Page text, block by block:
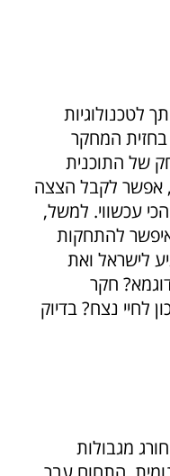
לטכנולוגיות
בחזית המחקר
של התוכנית
אפשר לקבל הצצה
עכשווי. למשל,
איפשר להתחקות
לישראל ואת
חקר
לחיי נצח? בדיוק
מגבולות